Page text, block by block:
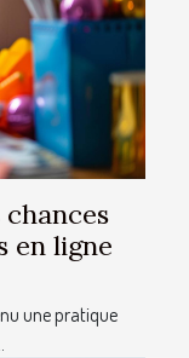
en ligne
une pratique